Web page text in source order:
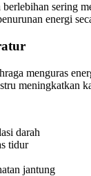
sering
energi
menguras
meningkatkan
darah
tidur
jantung